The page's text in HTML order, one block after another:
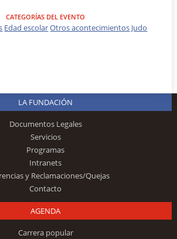
CATEGORÍAS DEL EVENTO
Edad escolarOtros acontecimientos Judo
LA FUNDACIÓN
Documentos Legales
Servicios
Programas
Intranets
y Reclamaciones/Quejas
Contacto
AGENDA
Carrera popular